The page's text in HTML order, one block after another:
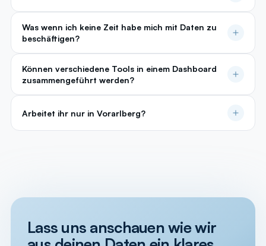
Was wenn ich keine Zeit habe mich mit Daten zu
beschäftigen?
Können verschiedene Tools in einem Dashboard
zusammengeführt werden?
Arbeitet ihr nur in Vorarlberg?
Lass uns anschauen wie wir